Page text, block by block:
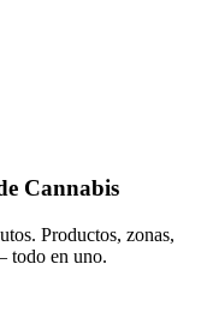
Cannabis
Productos, zonas,
todo en uno.